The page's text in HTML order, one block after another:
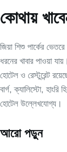
কোথায়
জিয়া শিশু পার্কের
ধরনের খাবার পাওয়া
হোটেল ও রেস্টুরেন্ট
বার্গ, ক্যালিস্টো, হাংরি
হোটেল উল্লেখযোগ্য।
আরো পড়ুন